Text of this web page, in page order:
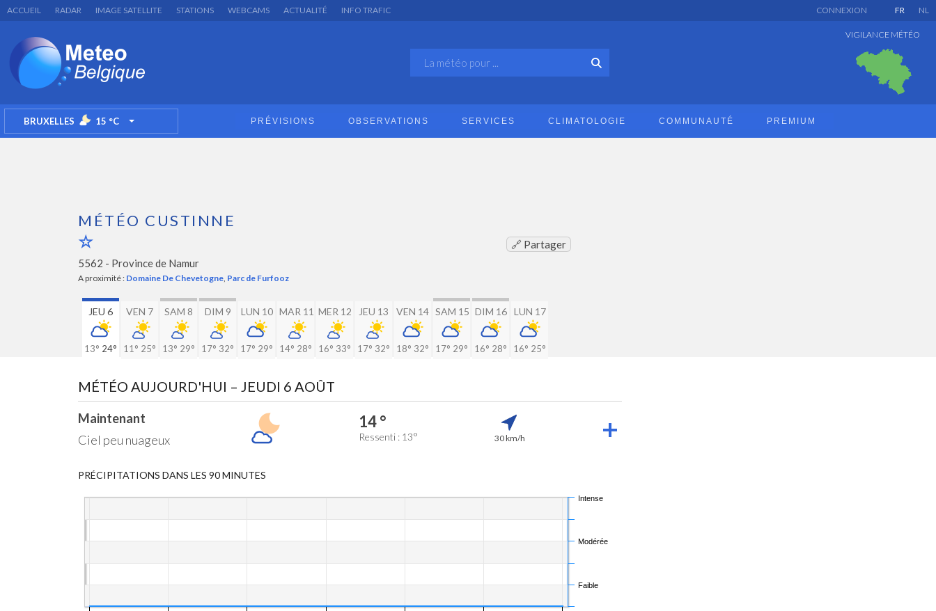
ACCUEIL RADAR IMAGE SATELLITE STATIONS WEBCAMS ACTUALITÉ INFO TRAFIC FR NL
CONNEXION
VIGILANCE MÉTÉO
BRUXELLES 15 °C TOGGLE DROPDOWN PRÉVISIONS OBSERVATIONS SERVICES CLIMATOLOGIE COMMUNAUTÉ PREMIUM
MÉTÉO CUSTINNE
🔗 Partager
5562 - Province de Namur
A proximité : Domaine De Chevetogne, Parc de Furfooz
JEU 6
13° 24°
VEN 7
11° 25°
SAM 8
13° 29°
DIM 9
17° 32°
LUN 10
17° 29°
MAR 11
14° 28°
MER 12
16° 33°
JEU 13
17° 32°
VEN 14
18° 32°
SAM 15
17° 29°
DIM 16
16° 28°
LUN 17
16° 25°
MÉTÉO AUJOURD'HUI – JEUDI 6 AOÛT
Maintenant
Ciel peu nuageux
14 °
Ressenti : 13° 30 km/h
PRÉCIPITATIONS DANS LES 90 MINUTES
Faible
Modérée
Intense